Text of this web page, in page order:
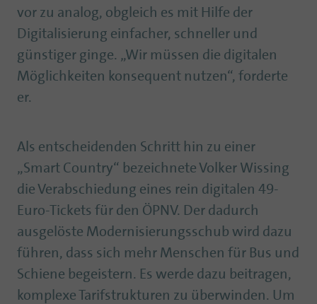
vor zu analog, obgleich es mit Hilfe der
Digitalisierung einfacher, schneller und
günstiger ginge. „Wir müssen die digitalen
Möglichkeiten konsequent nutzen“, forderte
er.
Als entscheidenden Schritt hin zu einer
„Smart Country“ bezeichnete Volker Wissing
die Verabschiedung eines rein digitalen 49-
Euro-Tickets für den ÖPNV. Der dadurch
ausgelöste Modernisierungsschub wird dazu
führen, dass sich mehr Menschen für Bus und
Schiene begeistern. Es werde dazu beitragen,
komplexe Tarifstrukturen zu überwinden. Um